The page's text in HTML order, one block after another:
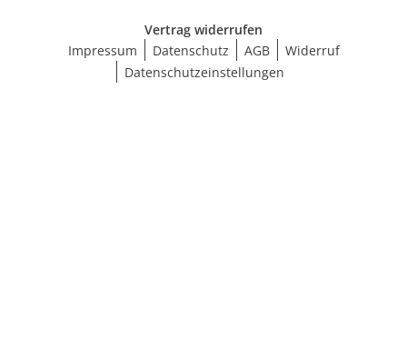
Vertrag widerrufen
Impressum
Datenschutz AGB
Widerruf
Datenschutzeinstellungen